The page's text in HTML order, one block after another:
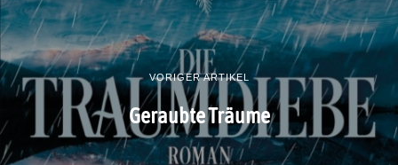
VORIGER ARTIKEL
Geraubte Träume